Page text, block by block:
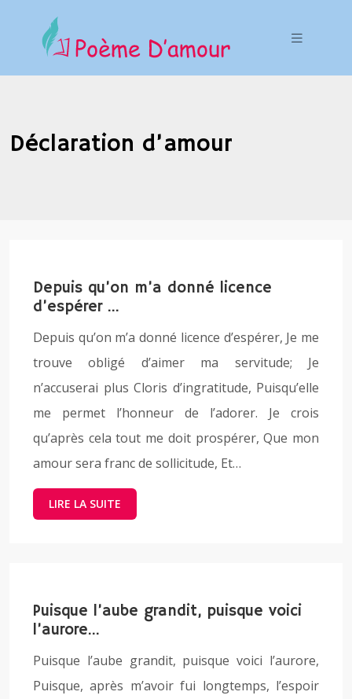
Déclaration d’amour
Depuis qu’on m’a donné licence
d’espérer …
Depuis qu’on m’a donné licence d’espérer, Je me
trouve obligé d’aimer ma servitude; Je
n’accuserai plus Cloris d’ingratitude, Puisqu’elle
me permet l’honneur de l’adorer. Je crois
qu’après cela tout me doit prospérer, Que mon
amour sera franc de sollicitude, Et…
LIRE LA SUITE
Puisque l’aube grandit, puisque voici
l’aurore…
Puisque l’aube grandit, puisque voici l’aurore,
Puisque, après m’avoir fui longtemps, l’espoir